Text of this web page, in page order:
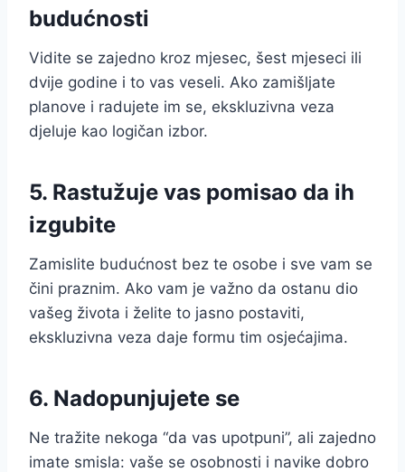
budućnosti
Vidite se zajedno kroz mjesec, šest mjeseci ili
dvije godine i to vas veseli. Ako zamišljate
planove i radujete im se, ekskluzivna veza
djeluje kao logičan izbor.
5. Rastužuje vas pomisao da ih
izgubite
Zamislite budućnost bez te osobe i sve vam se
čini praznim. Ako vam je važno da ostanu dio
vašeg života i želite to jasno postaviti,
ekskluzivna veza daje formu tim osjećajima.
6. Nadopunjujete se
Ne tražite nekoga “da vas upotpuni”, ali zajedno
imate smisla: vaše se osobnosti i navike dobro